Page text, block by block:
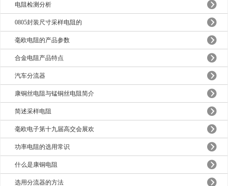
电阻检测分析
0805封装尺寸采样电阻的
毫欧电阻的产品参数
合金电阻产品特点
汽车分流器
康铜丝电阻与锰铜丝电阻简介
简述采样电阻
毫欧电子第十九届高交会展欢
功率电阻的选用常识
什么是康铜电阻
选用分流器的方法